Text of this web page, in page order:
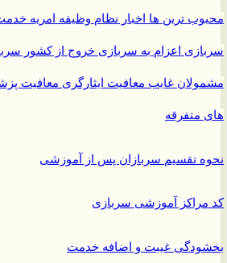
ترین هااخبار نظام وظیفهامریهخدمت
اعزام به سربازیخروج از کشور
غایبمعافیت ایثارگریمعافیت پزشکی
متفرقه
تقسیم سربازان پس از آموزشی
آموزشی سربازی
غیبت و اضافه خدمت